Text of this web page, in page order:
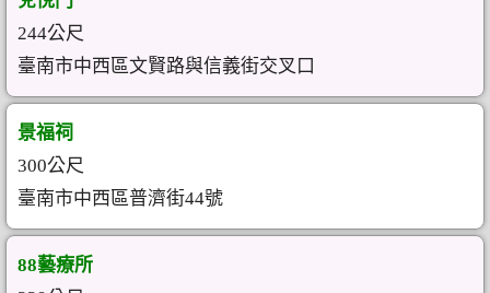
244公尺
臺南市中西區文賢路與信義街交叉口
景福祠
300公尺
臺南市中西區普濟街44號
88藝療所